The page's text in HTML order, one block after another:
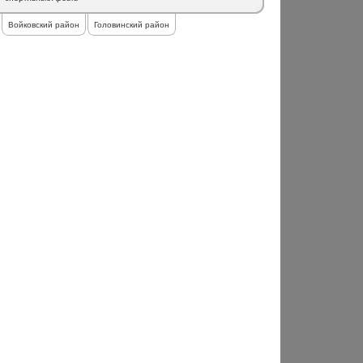
Войковский район Головинский район